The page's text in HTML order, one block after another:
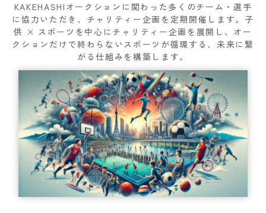
KAKEHASHIオークションに関わった多くのチーム・選手
に協力いただき、チャリティー企画を定期開催します。子
供 × スポーツを中心にチャリティー企画を展開し、オー
クションだけで終わらないスポーツが循環する、未来に繋
がる仕組みを構築します。